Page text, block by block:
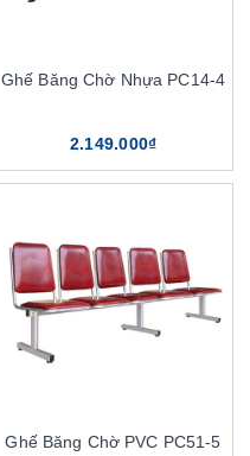
Ghế Băng Chờ Nhựa PC14-4
2.149.000₫
Ghế Băng Chờ PVC PC51-5